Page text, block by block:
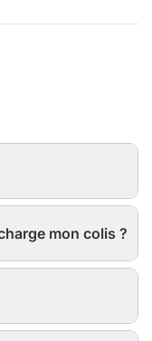
mon colis ?